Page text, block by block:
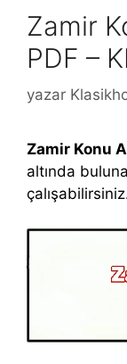
Zamir
PDF –
yazar
Zamir Konu
altında